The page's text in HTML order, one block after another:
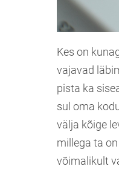
Kes on
vajavad
pista ka
sul oma
välja kõige
millega ta
võimalikult